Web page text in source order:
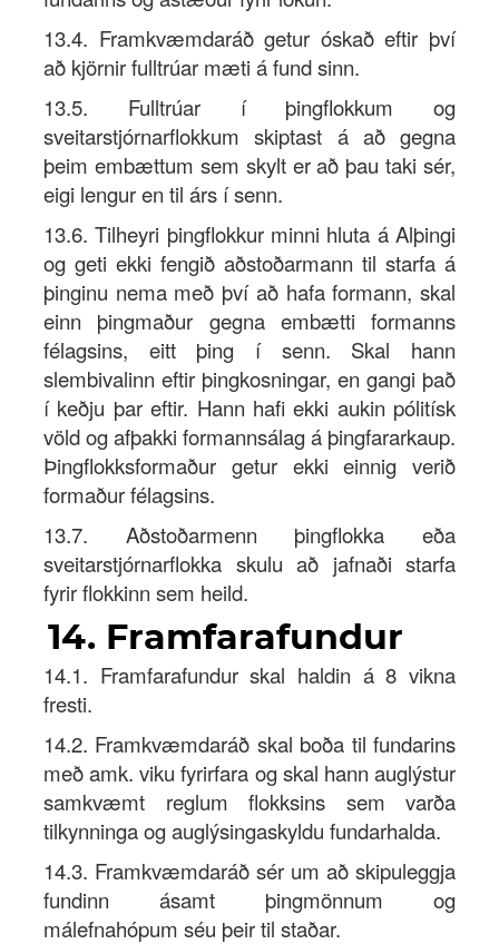
13.4. Framkvæmdaráð getur óskað eftir því
að kjörnir fulltrúar mæti á fund sinn.
13.5. Fulltrúar í þingflokkum og
sveitarstjórnarflokkum skiptast á að gegna
þeim embættum sem skylt er að þau taki sér,
eigi lengur en til árs í senn.
13.6. Tilheyri þingflokkur minni hluta á Alþingi
og geti ekki fengið aðstoðarmann til starfa á
þinginu nema með því að hafa formann, skal
einn þingmaður gegna embætti formanns
félagsins, eitt þing í senn. Skal hann
slembivalinn eftir þingkosningar, en gangi það
í keðju þar eftir. Hann hafi ekki aukin pólitísk
völd og afþakki formannsálag á þingfararkaup.
Þingflokksformaður getur ekki einnig verið
formaður félagsins.
13.7. Aðstoðarmenn þingflokka eða
sveitarstjórnarflokka skulu að jafnaði starfa
fyrir flokkinn sem heild.
14. Framfarafundur
14.1. Framfarafundur skal haldin á 8 vikna
fresti.
14.2. Framkvæmdaráð skal boða til fundarins
með amk. viku fyrirfara og skal hann auglýstur
samkvæmt reglum flokksins sem varða
tilkynninga og auglýsingaskyldu fundarhalda.
14.3. Framkvæmdaráð sér um að skipuleggja
fundinn ásamt þingmönnum og
málefnahópum séu þeir til staðar.